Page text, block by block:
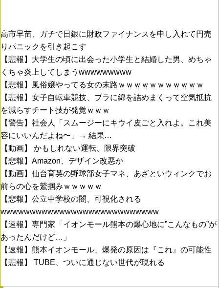
高市早苗、ガチで日銀に財政ファイナンスを申し入れて円売
りパニックを引き起こす
【悲報】大学生の頃に出会った小学生と結婚した男、めちゃ
くちゃ炎上してしまうwwwwwwwww
【悲報】風俗嬢やってる女の末路ｗｗｗｗｗｗｗｗｗｗｗ
【悲報】女子自転車競技、ブラに綿を詰めまくって空気抵抗
を減らすチート技が発覚ｗｗｗ
【警告】社会人「スムージーにキウイ皮ごと入れよ。これ美
容にいいんだよね〜」→ 結果…
【動画】 かもしれない運転、限界突破
【悲報】Amazon、デザイン改悪か
【動画】仙台育英の野球部女子マネ、あざといウィンクでお
前らの心を鷲掴みｗｗｗｗｗ
【悲報】公立中学校の闇、可視化される
wwwwwwwwwwwwwwwwwwwwwwwwwww
【速報】専門家「イオンモール熊本の爆心地に”こんなもの”が
あったんだけど…」
【速報】熊本イオンモール、爆発の原因は『これ』の可能性
【悲報】 TUBE、ついに通じない世代が現れる